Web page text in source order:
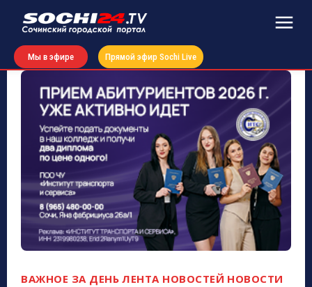
Мы в эфире Прямой эфир Sochi Live
ВАЖНОЕ ЗА ДЕНЬ ЛЕНТА НОВОСТЕЙ НОВОСТИ